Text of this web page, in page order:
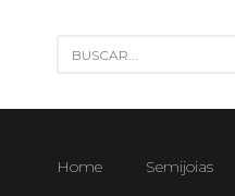
Home Semijoias